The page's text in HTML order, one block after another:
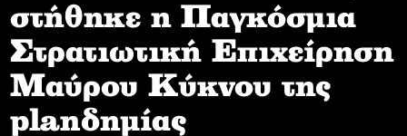
στήθηκε η Παγκόσμια
Στρατιωτική Επιχείρηση
Mαύρου Κύκνου της
planδημίας